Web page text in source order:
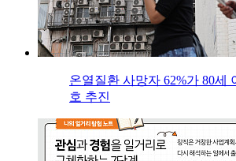
온열질환 사망자 62%가 80세
호 추진